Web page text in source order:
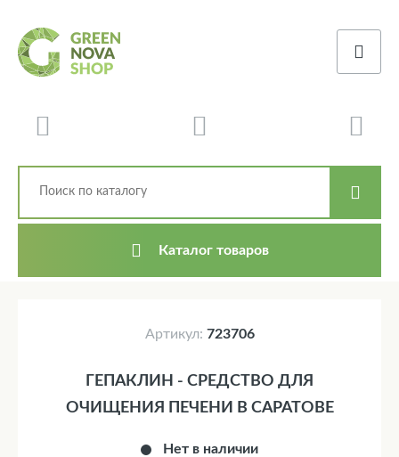
Каталог товаров
Артикул: 723706
Нет в наличии
ГЕПАКЛИН - СРЕДСТВО ДЛЯ
ОЧИЩЕНИЯ ПЕЧЕНИ В САРАТОВЕ